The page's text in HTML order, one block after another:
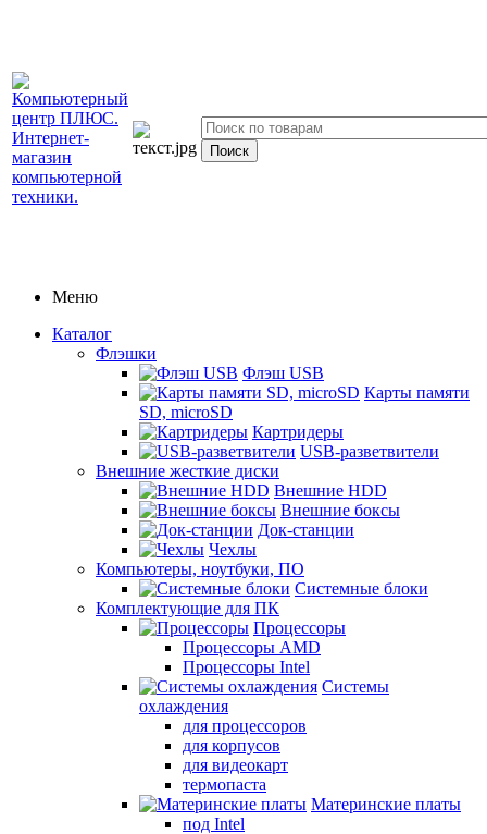
Меню
Каталог
Флэшки
Флэш USB
Карты памяти
SD, microSD
Картридеры
USB-разветвители
Внешние жесткие диски
Внешние HDD
Внешние боксы
Док-станции
Чехлы
Компьютеры, ноутбуки, ПО
Системные блоки
Комплектующие для ПК
Процессоры
Процессоры AMD
Процессоры Intel
Системы
охлаждения
для процессоров
для корпусов
для видеокарт
термопаста
Материнские платы
под Intel